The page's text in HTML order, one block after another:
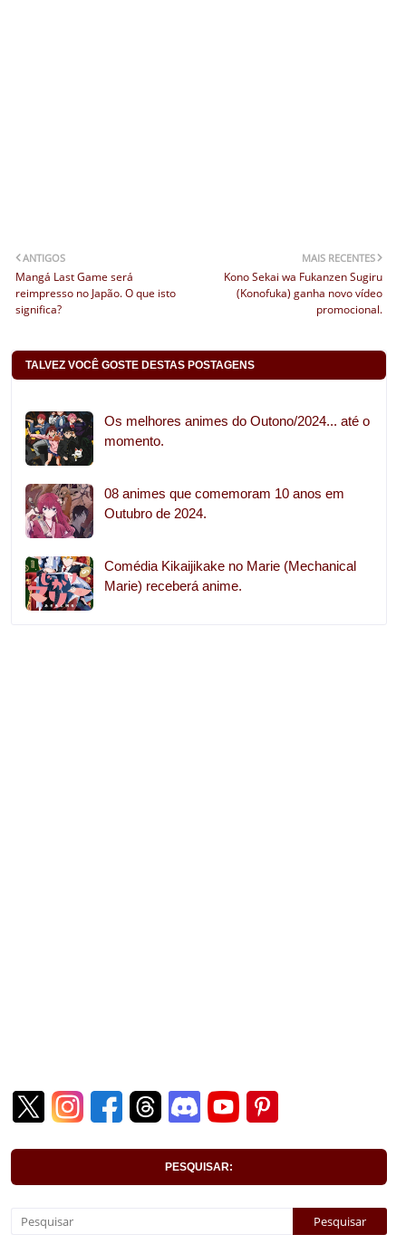
MAIS RECENTES
Kono Sekai wa Fukanzen Sugiru
(Konofuka) ganha novo vídeo
promocional.
ANTIGOS
Mangá Last Game será
reimpresso no Japão. O que isto
significa?
TALVEZ VOCÊ GOSTE DESTAS POSTAGENS
Os melhores animes do Outono/2024... até o
momento.
08 animes que comemoram 10 anos em
Outubro de 2024.
Comédia Kikaijikake no Marie (Mechanical
Marie) receberá anime.
PESQUISAR: